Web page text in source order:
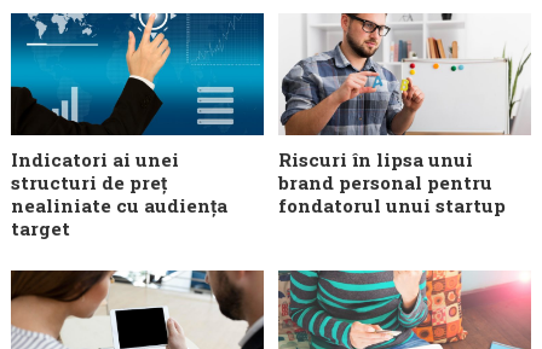
Indicatori ai unei
structuri de preț
nealiniate cu audiența
target
Riscuri în lipsa unui
brand personal pentru
fondatorul unui startup